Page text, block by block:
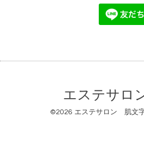
エステサロ
©2026 エステサロン 肌文